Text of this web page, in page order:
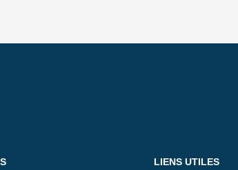
LIENS UTILES